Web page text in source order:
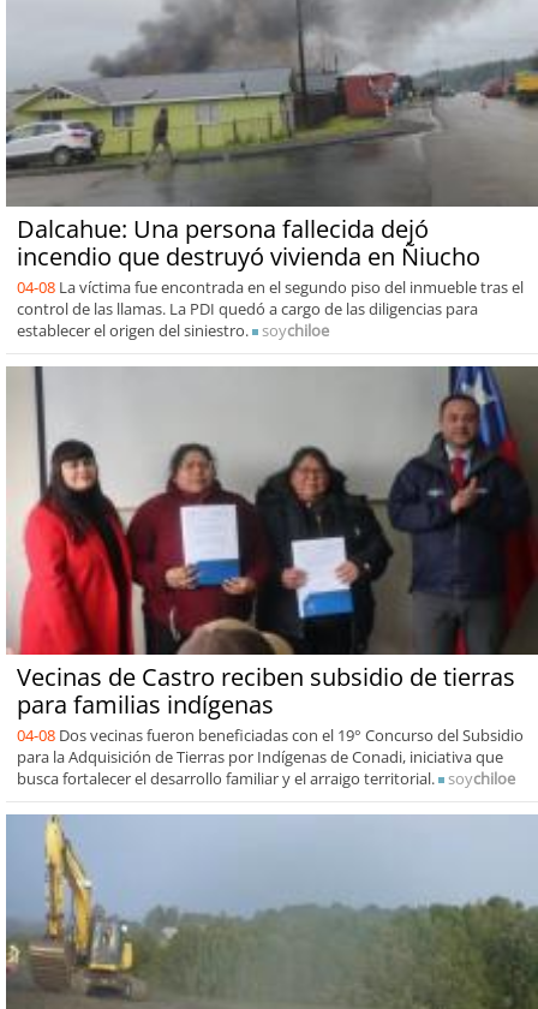
Dalcahue: Una persona fallecida dejó
incendio que destruyó vivienda en Ñiucho
04-08 La víctima fue encontrada en el segundo piso del inmueble tras el
control de las llamas. La PDI quedó a cargo de las diligencias para
establecer el origen del siniestro.
soychiloe
Vecinas de Castro reciben subsidio de tierras
para familias indígenas
04-08 Dos vecinas fueron beneficiadas con el 19° Concurso del Subsidio
para la Adquisición de Tierras por Indígenas de Conadi, iniciativa que
busca fortalecer el desarrollo familiar y el arraigo territorial.
soychiloe